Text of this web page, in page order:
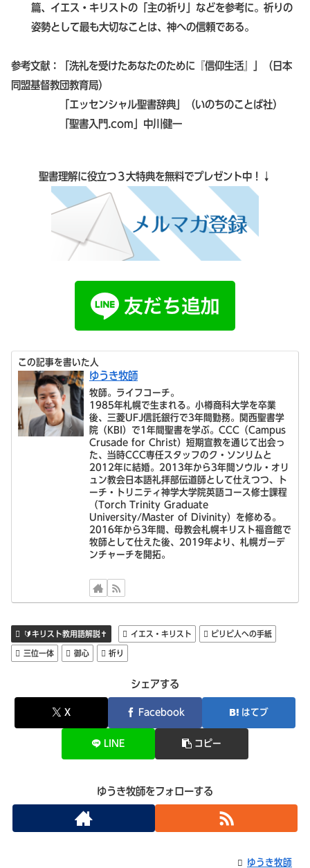
篇、イエス・キリストの「主の祈り」などを参考に。祈りの
姿勢として最も大切なことは、神への信頼である。
参考文献：「洗礼を受けたあなたのために『信仰生活』」（日本
同盟基督教団教育局）
「エッセンシャル聖書辞典」（いのちのことば社）
「聖書入門.com」中川健一
聖書理解に役立つ３大特典を無料でプレゼント中！↓
この記事を書いた人
ゆうき牧師
牧師。ライフコーチ。
1985年札幌で生まれる。小樽商科大学を卒業
後、三菱UFJ信託銀行で3年間勤務。関西聖書学
院（KBI）で1年間聖書を学ぶ。CCC（Campus
Crusade for Christ）短期宣教を通じて出会っ
た、当時CCC専任スタッフのク・ソンリムと
2012年に結婚。2013年から3年間ソウル・オリ
ュン教会日本語礼拝部伝道師として仕えつつ、ト
ーチ・トリニティ神学大学院英語コース修士課程
（Torch Trinity Graduate
University/Master of Divinity）を修める。
2016年から3年間、母教会札幌キリスト福音館で
牧師として仕えた後、2019年より、札幌ガーデ
ンチャーチを開拓。
🔰キリスト教用語解説✝️ イエス・キリスト ピリピ人への手紙
三位一体 御心 祈り
シェアする
X Facebook はてブ
LINE コピー
ゆうき牧師をフォローする
ゆうき牧師